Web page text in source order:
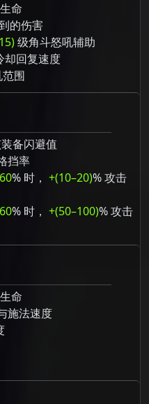
命
的伤害
级角斗怒吼辅助
却回复速度
围
备闪避值
挡率
60% 时， +(10–20)% 攻击
60% 时， +(50–100)% 攻击
命
施法速度